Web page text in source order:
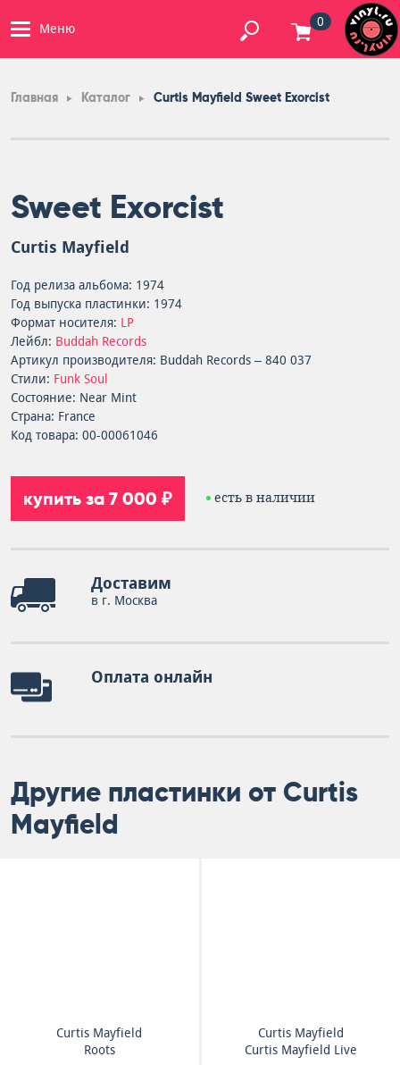
Меню 0
Главная Каталог Curtis Mayfield Sweet Exorcist
Sweet Exorcist
Curtis Mayfield
Год релиза альбома: 1974
Год выпуска пластинки: 1974
Формат носителя: LP
Лейбл: Buddah Records
Артикул производителя: Buddah Records – 840 037
Стили: Funk Soul
Состояние: Near Mint
Страна: France
Код товара: 00-00061046
купить за 7 000 ₽ есть в наличии
Доставим
в г. Москва
Оплата онлайн
Другие пластинки от Curtis
Mayfield
Curtis Mayfield
Roots
Curtis Mayfield
Curtis Mayfield Live